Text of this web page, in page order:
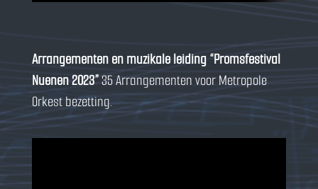
Arrangementen en muzikale leiding “Promsfestival
Nuenen 2023”35 Arrangementen voor Metropole
Orkest bezetting.